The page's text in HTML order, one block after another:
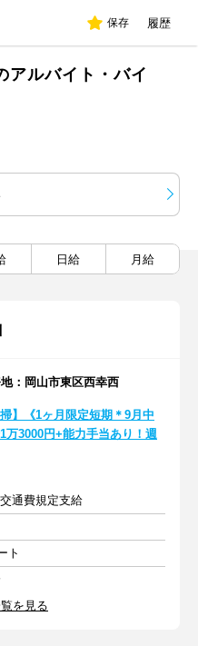
保存 履歴
アルバイト・バイ
日給 月給
：岡山市東区西幸西
掃】《1ヶ月限定短期＊9月中
万3000円+能力手当あり！週
通費規定支給
ト
を見る